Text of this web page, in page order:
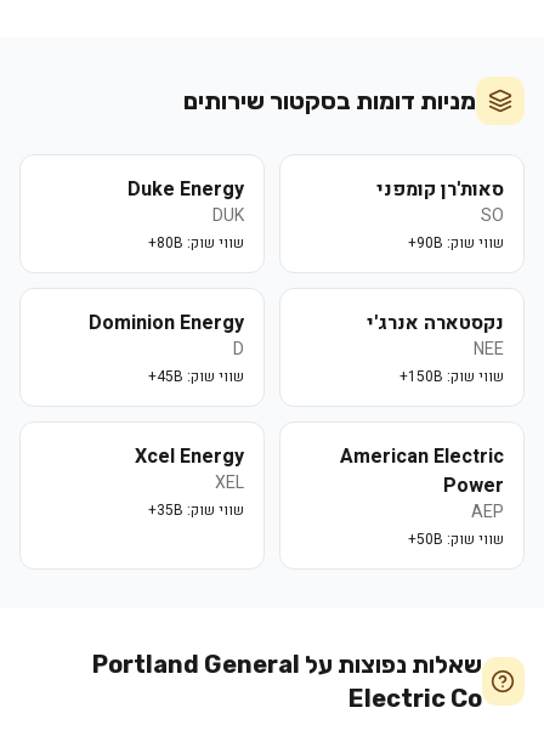
מניות דומות בסקטור שירותים
סאות'רן קומפני
SO
שווי שוק: 90B+
Duke Energy
DUK
שווי שוק: 80B+
נקסטארה אנרג'י
NEE
שווי שוק: 150B+
Dominion Energy
D
שווי שוק: 45B+
American Electric
Power
AEP
שווי שוק: 50B+
Xcel Energy
XEL
שווי שוק: 35B+
שאלות נפוצות על Portland General
Electric Co